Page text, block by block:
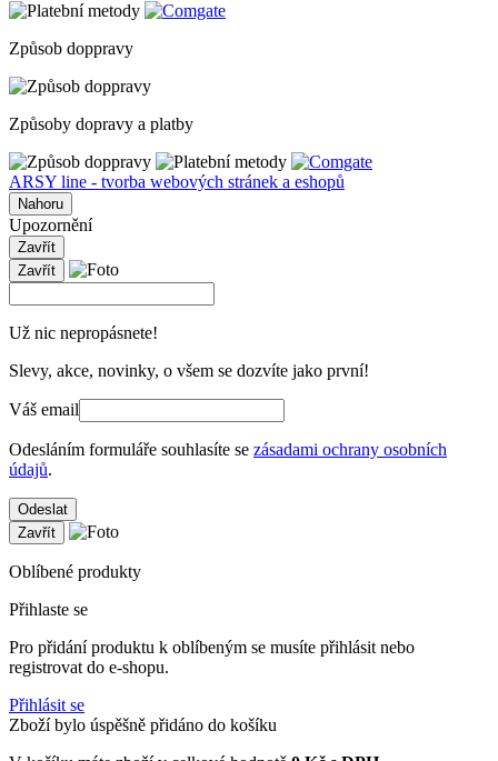
Způsob doppravy
Způsoby dopravy a platby
ARSY line - tvorba webových stránek a eshopů
Nahoru
Upozornění
Zavřít
Zavřít
Už nic nepropásnete!
Slevy, akce, novinky, o všem se dozvíte jako první!
Váš email
Odesláním formuláře souhlasíte se zásadami ochrany osobních
údajů.
Odeslat
Zavřít
Oblíbené produkty
Přihlaste se
Pro přidání produktu k oblíbeným se musíte přihlásit nebo
registrovat do e-shopu.
Přihlásit se
Zboží bylo úspěšně přidáno do košíku